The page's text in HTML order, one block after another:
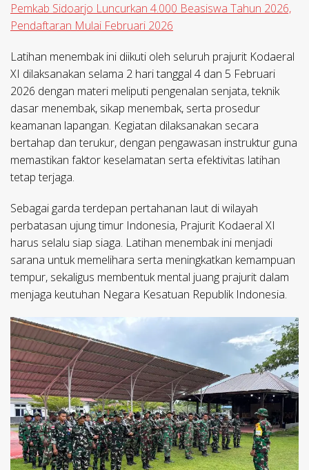
Pemkab Sidoarjo Luncurkan 4.000 Beasiswa Tahun 2026,
Pendaftaran Mulai Februari 2026
Latihan menembak ini diikuti oleh seluruh prajurit Kodaeral
XI dilaksanakan selama 2 hari tanggal 4 dan 5 Februari
2026 dengan materi meliputi pengenalan senjata, teknik
dasar menembak, sikap menembak, serta prosedur
keamanan lapangan. Kegiatan dilaksanakan secara
bertahap dan terukur, dengan pengawasan instruktur guna
memastikan faktor keselamatan serta efektivitas latihan
tetap terjaga.
Sebagai garda terdepan pertahanan laut di wilayah
perbatasan ujung timur Indonesia, Prajurit Kodaeral XI
harus selalu siap siaga. Latihan menembak ini menjadi
sarana untuk memelihara serta meningkatkan kemampuan
tempur, sekaligus membentuk mental juang prajurit dalam
menjaga keutuhan Negara Kesatuan Republik Indonesia.